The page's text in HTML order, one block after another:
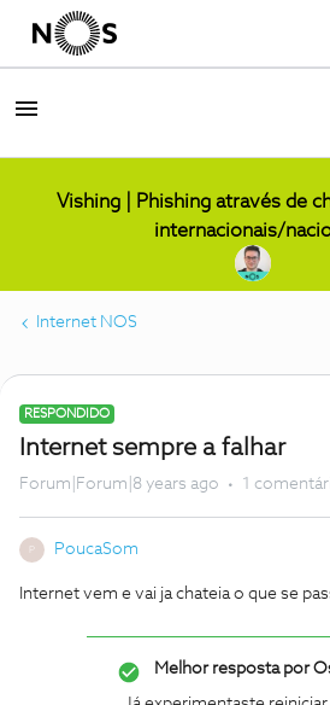
Vishing | Phishing através de
internacionais/
Internet NOS
RESPONDIDO
Internet sempre a falhar
Forum|Forum|8 years ago 1
PoucaSom
Internet vem e vai ja chateia o que se
Melhor resposta por